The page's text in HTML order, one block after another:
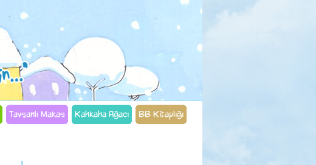
Tavşanlı Makas Kahkaha Ağacı BB Kitaplığı